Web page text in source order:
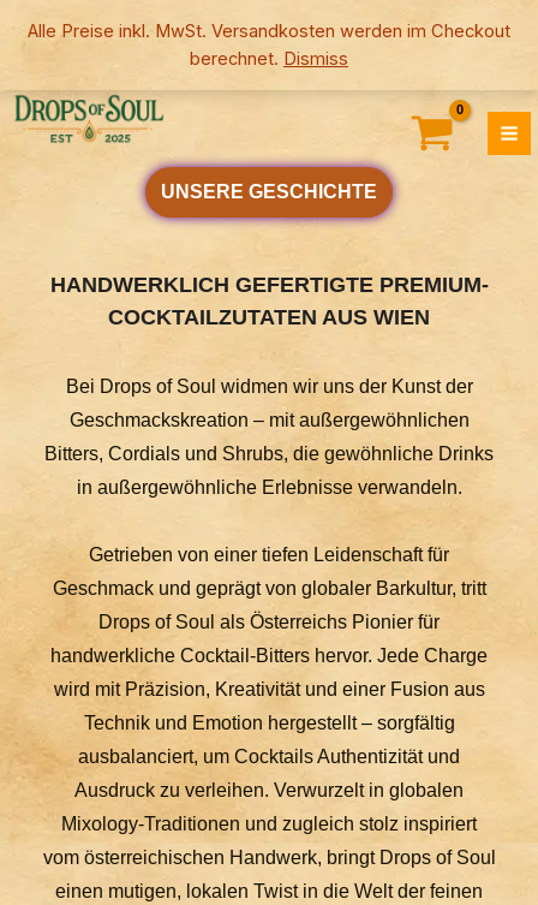
Alle Preise inkl. MwSt. Versandkosten werden im Checkout
berechnet. Dismiss
UNSERE GESCHICHTE
HANDWERKLICH GEFERTIGTE PREMIUM-
COCKTAILZUTATEN AUS WIEN
Bei Drops of Soul widmen wir uns der Kunst der
Geschmackskreation – mit außergewöhnlichen
Bitters, Cordials und Shrubs, die gewöhnliche Drinks
in außergewöhnliche Erlebnisse verwandeln.
Getrieben von einer tiefen Leidenschaft für
Geschmack und geprägt von globaler Barkultur, tritt
Drops of Soul als Österreichs Pionier für
handwerkliche Cocktail-Bitters hervor. Jede Charge
wird mit Präzision, Kreativität und einer Fusion aus
Technik und Emotion hergestellt – sorgfältig
ausbalanciert, um Cocktails Authentizität und
Ausdruck zu verleihen. Verwurzelt in globalen
Mixology-Traditionen und zugleich stolz inspiriert
vom österreichischen Handwerk, bringt Drops of Soul
einen mutigen, lokalen Twist in die Welt der feinen